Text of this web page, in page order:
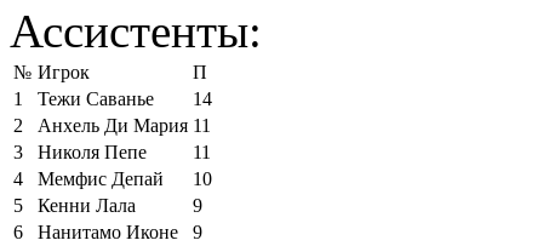
Ассистенты:
№ Игрок
П
1
Тежи Саванье
14
2
Анхель Ди Мария 11
3
Николя Пепе
11
4
Мемфис Депай
10
5
Кенни Лала
9
6
Нанитамо Иконе
9